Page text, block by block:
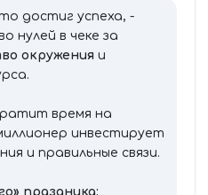
достиг успеха, -
нулей в чеке за
окружения и
время на
инвестирует
и правильные связи.
праздника: